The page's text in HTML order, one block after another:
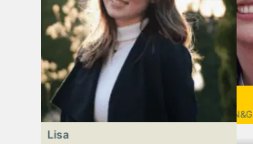
Niek
VWO 6, N&T/N&G
Lisa